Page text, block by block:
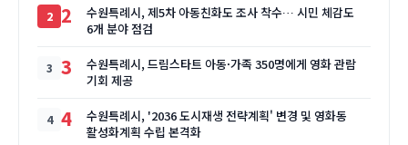
2
수원특례시, 제5차 아동친화도 조사 착수… 시민 체감도
6개 분야 점검
3
수원특례시, 드림스타트 아동·가족 350명에게 영화 관람
기회 제공
4
수원특례시, '2036 도시재생 전략계획' 변경 및 영화동
활성화계획 수립 본격화